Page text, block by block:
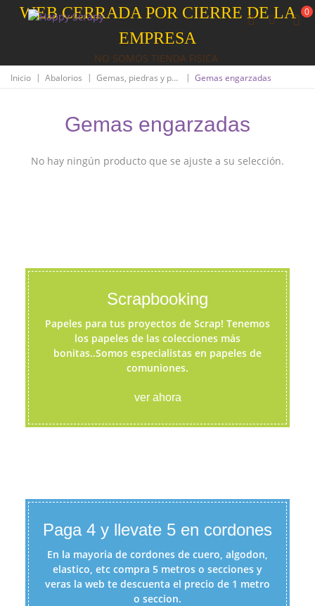
WEB CERRADA POR CIERRE DE LA
EMPRESA
NO SOMOS TIENDA FISICA
0
Inicio | Abalorios | Gemas, piedras y perlas | Gemas engarzadas
Gemas engarzadas
No hay ningún producto que se ajuste a su selección.
Scrapbooking
Papeles para tus proyectos de Scrap! Tenemos
los papeles de las colecciones más
bonitas..Somos especialistas en papeles de
comuniones.
ver ahora
Paga 4 y llevate 5 en cordones
En la mayoria de cordones de cuero, algodon,
elastico, etc compra 5 metros o secciones y
veras la web te descuenta el precio de 1 metro
o seccion.